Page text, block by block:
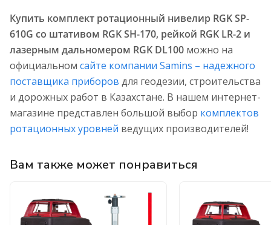
Купить комплект ротационный нивелир RGK SP-
610G со штативом RGK SH-170, рейкой RGK LR-2 и
лазерным дальномером RGK DL100 можно на
официальном сайте компании Samins – надежного
поставщика приборов для геодезии, строительства
и дорожных работ в Казахстане. В нашем интернет-
магазине представлен большой выбор комплектов
ротационных уровней ведущих производителей!
Вам также может понравиться